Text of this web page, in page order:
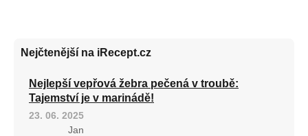
Nejčtenější na iRecept.cz
Nejlepší vepřová žebra pečená v troubě:
Tajemství je v marinádě!
23. 06. 2025
Jan